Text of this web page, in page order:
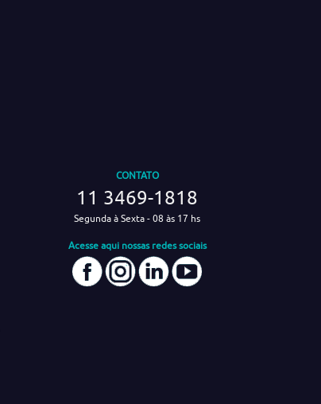
CONTATO
11 3469-1818
Segunda à Sexta - 08 às 17 hs
Acesse aqui nossas redes sociais